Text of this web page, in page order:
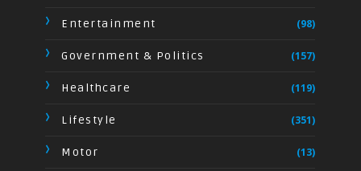
Entertainment (98)
Government & Politics (157)
Healthcare (119)
Lifestyle (351)
Motor (13)